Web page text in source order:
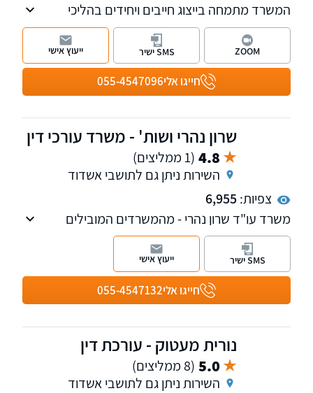
המשרד מתמחה בייצוג חייבים ויחידים בהליכי
הוצאה לפועל וחדלות פירעון, ומעמיד לרשות
לקוחותיו ניסיון עשיר שנצבר לאורך שנים של ליווי
וייצוג באלפי תיקי חובות מורכבים.
חייגו אלי055-4547096
ZOOM SMS ישיר ייעוץ אישי
שרון נהרי ושות' - משרד עורכי דין
4.8 (1 ממליצים)
השירות ניתן גם לתושבי אשדוד
צפיות:6,955
משרד עו"ד שרון נהרי - מהמשרדים המובילים
בישראל בתחום המשפט הפלילי וצווארון לבן
חייגו אלי055-4547132
SMS ישיר ייעוץ אישי
נורית מעטוק - עורכת דין
5.0 (8 ממליצים)
השירות ניתן גם לתושבי אשדוד